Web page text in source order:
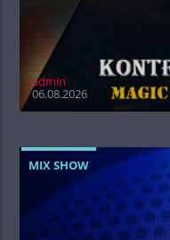
admin
06.08.2026
MIX SHOW